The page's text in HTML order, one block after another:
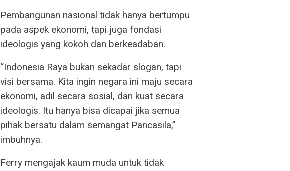
Pembangunan nasional tidak hanya bertumpu
pada aspek ekonomi, tapi juga fondasi
ideologis yang kokoh dan berkeadaban.
“Indonesia Raya bukan sekadar slogan, tapi
visi bersama. Kita ingin negara ini maju secara
ekonomi, adil secara sosial, dan kuat secara
ideologis. Itu hanya bisa dicapai jika semua
pihak bersatu dalam semangat Pancasila,”
imbuhnya.
Ferry mengajak kaum muda untuk tidak